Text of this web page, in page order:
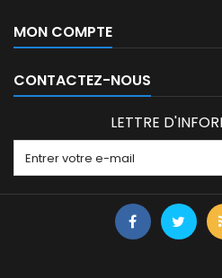
MON COMPTE
CONTACTEZ-NOUS
LETTRE